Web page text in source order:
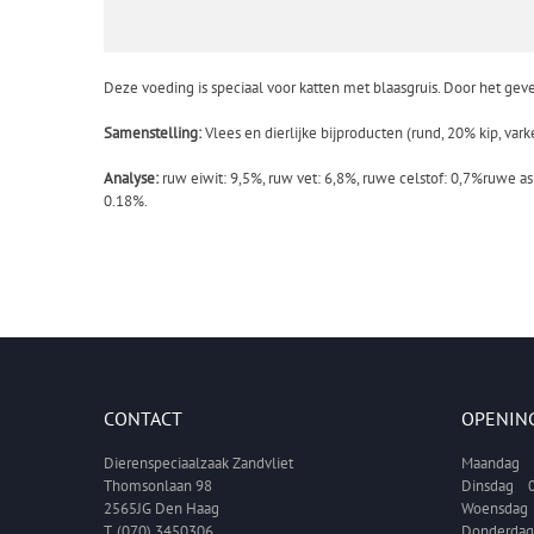
gallerij
Deze voeding is speciaal voor katten met blaasgruis. Door het
Samenstelling:Vlees en dierlijke bijproducten (rund, 20% kip,
Analyse: ruw eiwit: 9,5%, ruw vet: 6,8%, ruwe celstof: 0,7%ruwe
0,18%.
CONTACT
Dierenspeciaalzaak Zandvliet
Thomsonlaan 98
2565JG Den Haag
Maandag
Dinsdag